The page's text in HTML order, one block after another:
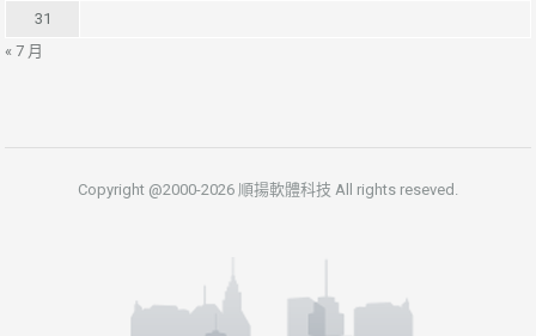
31
« 7 月
Copyright @2000-2026 順揚軟體科技 All rights reseved.